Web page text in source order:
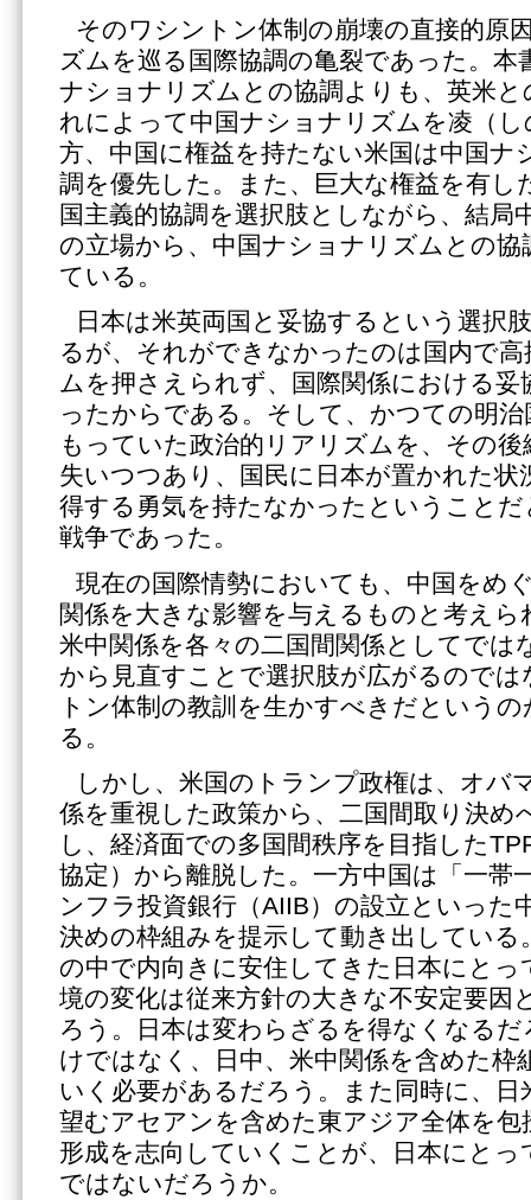
そのワシントン体制の崩壊の直接的原
ズムを巡る国際協調の亀裂であった。本
ナショナリズムとの協調よりも、英米
れによって中国ナショナリズムを凌（
方、中国に権益を持たない米国は中国ナ
調を優先した。また、巨大な権益を有し
国主義的協調を選択肢としながら、結局
の立場から、中国ナショナリズムとの
ている。
日本は米英両国と妥協するという選択
るが、それができなかったのは国内で
ムを押さえられず、国際関係における妥
ったからである。そして、かつての明
もっていた政治的リアリズムを、その
失いつつあり、国民に日本が置かれた状
得する勇気を持たなかったということ
戦争であった。
現在の国際情勢においても、中国をめ
関係を大きな影響を与えるものと考えら
米中関係を各々の二国間関係としてでは
から見直すことで選択肢が広がるので
トン体制の教訓を生かすべきだという
る。
しかし、米国のトランプ政権は、オバ
係を重視した政策から、二国間取り決め
し、経済面での多国間秩序を目指した
協定）から離脱した。一方中国は「一帯
ンフラ投資銀行（AIIB）の設立といった
決めの枠組みを提示して動き出している
の中で内向きに安住してきた日本にとっ
境の変化は従来方針の大きな不安定要因
ろう。日本は変わらざるを得なくなる
けではなく、日中、米中関係を含めた枠
いく必要があるだろう。また同時に、日
望むアセアンを含めた東アジア全体を包
形成を志向していくことが、日本にとっ
ではないだろうか。